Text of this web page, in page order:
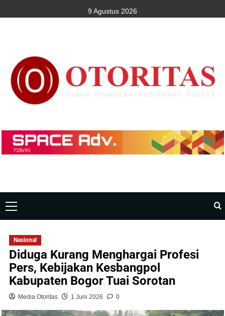
9 Agustus 2026
Nasional
Diduga Kurang Menghargai Profesi
Pers, Kebijakan Kesbangpol
Kabupaten Bogor Tuai Sorotan
Media Otoritas 1 Juni 2026 0